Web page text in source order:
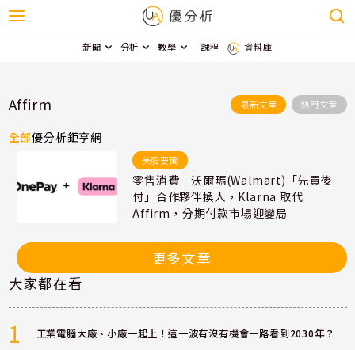
新聞 分析 教學 課程 資料庫
Affirm 最新文章 熱門文章
全部優分析鉅亨網
美股要聞
零售消費｜沃爾瑪(Walmart)「先買後
付」合作夥伴換人，Klarna 取代
Affirm，分期付款市場迎變局
更多文章
大家都在看
1 工業電腦大廠、小廠一起上！這一波有沒有機會一路看到2030年？